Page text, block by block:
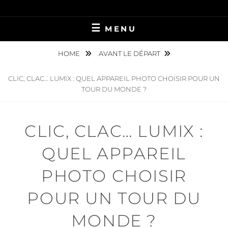
to
LES OISEAUX
MIGRATEURS
MENU
HOME AVANT LE DÉPART
CLIC, CLAC… LUMIX : QUEL APPAREIL PHOTO CHOISIR POUR UN
TOUR DU MONDE ?
CLIC, CLAC… LUMIX :
QUEL APPAREIL
PHOTO CHOISIR
POUR UN TOUR DU
MONDE ?